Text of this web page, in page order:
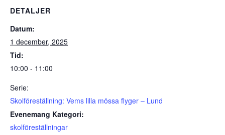
DETALJER
Datum:
1 december, 2025
Tid:
10:00 - 11:00
Serie:
Skolföreställning: Vems lilla mössa flyger – Lund
Evenemang Kategori:
skolföreställningar